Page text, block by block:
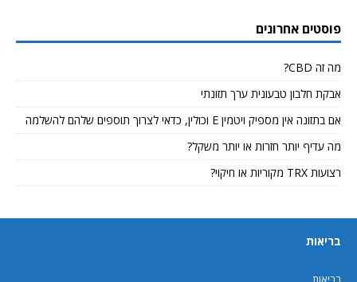
פוסטים אחרונים
מה זה CBD?
אבקת חלבון טבעונית ערך תזונתי
אם בתזונה אין מספיק ויטמין E וכולין, כדאי לצרוך תוספים שלהם להשלמה
מה עדיף יותר חזרות או יותר משקל?
רצועות TRX מקוריות או חיקוי?
בריאות
בריאות